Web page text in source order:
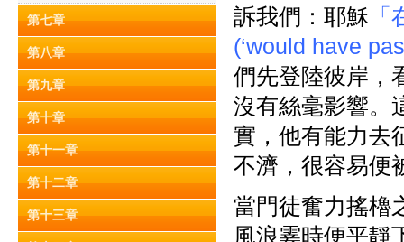
第七章
第八章
第九章
第十章
第十一章
第十二章
第十三章
訴我們：耶穌
(‘would have
們先登陸彼岸，
沒有絲毫影響。
實，他有能力去
不濟，很容易便
當門徒奮力搖櫓
風浪霎時便平靜